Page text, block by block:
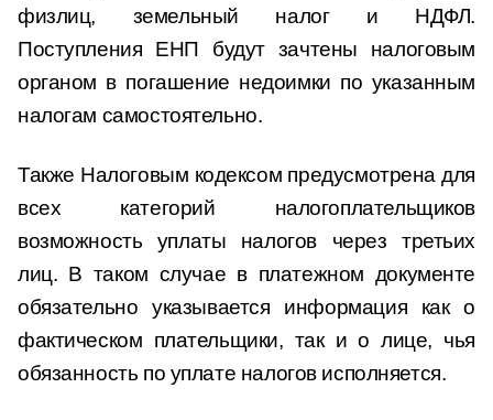
физлиц, земельный налог и НДФЛ.
Поступления ЕНП будут зачтены налоговым
органом в погашение недоимки по указанным
налогам самостоятельно.
Также Налоговым кодексом предусмотрена для
всех категорий налогоплательщиков
возможность уплаты налогов через третьих
лиц. В таком случае в платежном документе
обязательно указывается информация как о
фактическом плательщики, так и о лице, чья
обязанность по уплате налогов исполняется.